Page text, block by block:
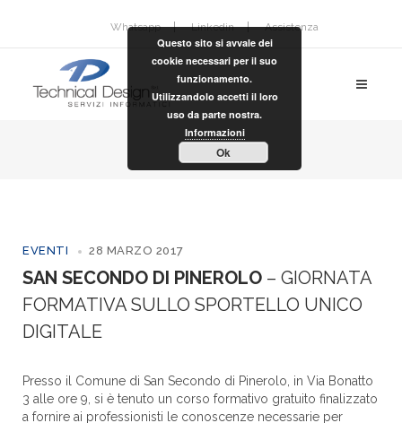
Whatsapp Linkedin Assistenza
EVENTI 28 MARZO 2017
SAN SECONDO DI PINEROLO – GIORNATA
FORMATIVA SULLO SPORTELLO UNICO
DIGITALE
Presso il Comune di San Secondo di Pinerolo, in Via Bonatto
3 alle ore 9, si è tenuto un corso formativo gratuito finalizzato
a fornire ai professionisti le conoscenze necessarie per
Questo sito si avvale dei
cookie necessari per il suo
funzionamento.
Utilizzandolo accetti il loro
uso da parte nostra.
Informazioni
Ok